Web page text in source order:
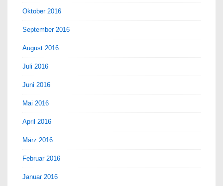
Oktober 2016
September 2016
August 2016
Juli 2016
Juni 2016
Mai 2016
April 2016
März 2016
Februar 2016
Januar 2016